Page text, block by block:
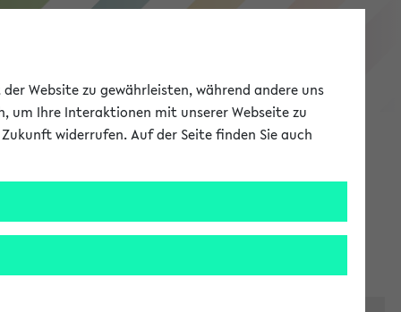
eKVV
Website zu gewährleisten, während andere uns
um Ihre Interaktionen mit unserer Webseite zu
widerrufen. Auf der Seite finden Sie auch